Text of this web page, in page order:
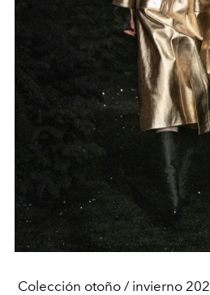
Colección otoño / invierno